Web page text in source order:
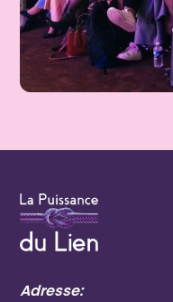
Adresse: